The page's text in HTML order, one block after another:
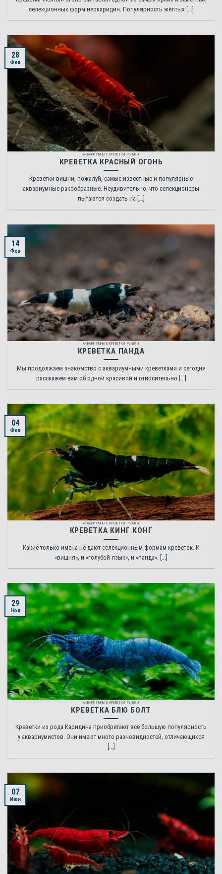
селекционных форм неокаридин. Популярность жёлтых [...]
АКВАРИУМНЫЕ КРЕВЕТКИ РЫБКИ
КРЕВЕТКА КРАСНЫЙ ОГОНЬ
Креветки вишни, пожалуй, самые известные и популярные
аквариумные ракообразные. Неудивительно, что селекционеры
пытаются создать на [...]
28
Фев
АКВАРИУМНЫЕ КРЕВЕТКИ РЫБКИ
КРЕВЕТКА ПАНДА
Мы продолжаем знакомство с аквариумными креветками и сегодня
расскажем вам об одной красивой и относительно [...]
14
Фев
АКВАРИУМНЫЕ КРЕВЕТКИ РЫБКИ
КРЕВЕТКА КИНГ КОНГ
Какие только имена не дают селекционным формам креветок. И
«вишня», и «голубой язык», и «панда». [...]
04
Фев
АКВАРИУМНЫЕ КРЕВЕТКИ РЫБКИ
КРЕВЕТКА БЛЮ БОЛТ
Креветки из рода Каридина приобретают все большую популярность
у аквариумистов. Они имеют много разновидностей, отличающихся
[...]
29
Ноя
07
Июн